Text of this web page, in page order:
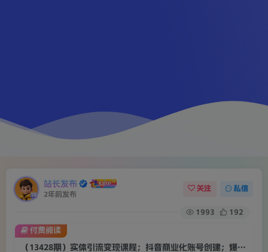
站长发布
2年前发布
关注 私信
1993 192
（13428期）实体引流变现课程；抖音商业化账号创建；爆款短视频打造与发布技巧
付费阅读